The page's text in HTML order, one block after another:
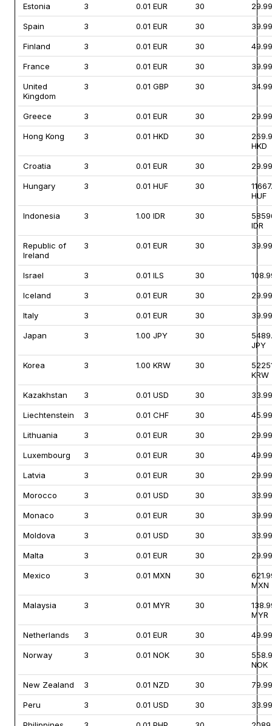
Estonia 3 0.01 EUR 30
Spain 3 0.01 EUR 30
Finland 3 0.01 EUR 30
France 3 0.01 EUR 30
United
Kingdom
3 0.01 GBP 30
Greece 3 0.01 EUR 30
Hong Kong 3 0.01 HKD 30
HKD
Croatia 3 0.01 EUR 30
Hungary 3 0.01 HUF 30
HUF
Indonesia 3 1.00 IDR 30
IDR
Republic of
Ireland
3 0.01 EUR 30
Israel 3 0.01 ILS 30
Iceland 3 0.01 EUR 30
Italy 3 0.01 EUR 30
Japan 3 1.00 JPY 30
JPY
Korea 3 1.00 KRW 30
KRW
Kazakhstan 3 0.01 USD 30
Liechtenstein 3 0.01 CHF 30
Lithuania 3 0.01 EUR 30
Luxembourg 3 0.01 EUR 30
Latvia 3 0.01 EUR 30
Morocco 3 0.01 USD 30
Monaco 3 0.01 EUR 30
Moldova 3 0.01 USD 30
Malta 3 0.01 EUR 30
Mexico 3 0.01 MXN 30
MXN
Malaysia 3 0.01 MYR 30
MYR
Netherlands 3 0.01 EUR 30
Norway 3 0.01 NOK 30
NOK
New Zealand 3 0.01 NZD 30
Peru 3 0.01 USD 30